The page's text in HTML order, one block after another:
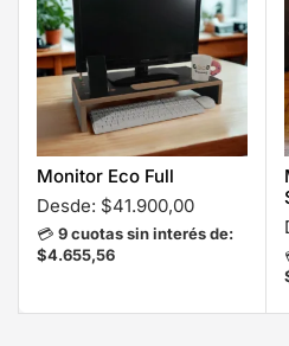
Monitor Eco Full
Desde: $41.900,00
💳 9 cuotas sin interés de:
$4.655,56